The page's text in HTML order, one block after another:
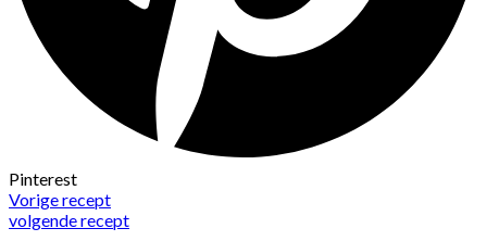
Pinterest
Vorige recept
volgende recept